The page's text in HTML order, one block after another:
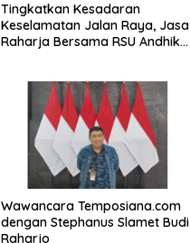
Tingkatkan Kesadaran
Keselamatan Jalan Raya, Jasa
Raharja Bersama RSU Andhika
Jagakarsa
Wawancara Temposiana.com
dengan Stephanus Slamet Budi
Raharjo